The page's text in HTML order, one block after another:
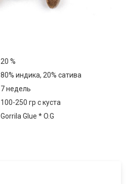
20 %
80% индика, 20% сатива
7 недель
100-250 гр с куста
Gorrila Glue * O.G